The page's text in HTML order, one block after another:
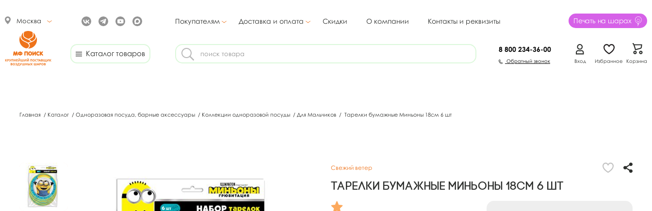
Москва Покупателям Доставка и оплата Скидки О компании Контакты и реквизиты Печать на шарах
Каталог товаров 8 800 234-36-00
Обратный звонок Вход Избранное Корзина
Главная / Каталог / Одноразовая посуда, барные аксессуары / Коллекции одноразовой посуды / Для Мальчиков / Тарелки бумажные Миньоны 18см 6 шт
Свежий ветер
Тарелки бумажные Миньоны 18см 6 шт